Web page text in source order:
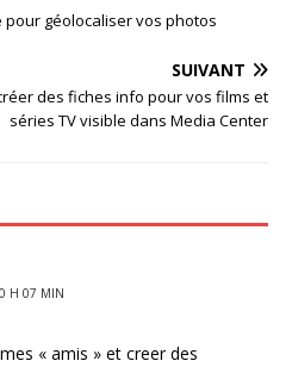
pour géolocaliser vos photos
SUIVANT
des fiches info pour vos films et
séries TV visible dans Media Center
H 07 MIN
« amis » et creer des